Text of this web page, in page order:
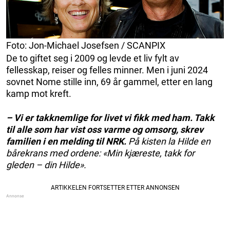
Foto: Jon-Michael Josefsen / SCANPIX
De to giftet seg i 2009 og levde et liv fylt av
fellesskap, reiser og felles minner. Men i juni 2024
sovnet Nome stille inn, 69 år gammel, etter en lang
kamp mot kreft.
– Vi er takknemlige for livet vi fikk med ham. Takk
til alle som har vist oss varme og omsorg, skrev
familien i en melding til NRK. På kisten la Hilde en
bårekrans med ordene: «Min kjæreste, takk for
gleden – din Hilde».